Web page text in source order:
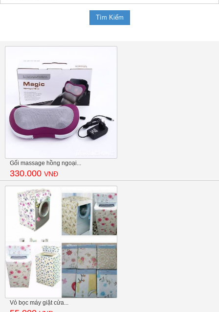
Gối massage hồng ngoại...
330.000 VNĐ
Vỏ bọc máy giặt cửa...